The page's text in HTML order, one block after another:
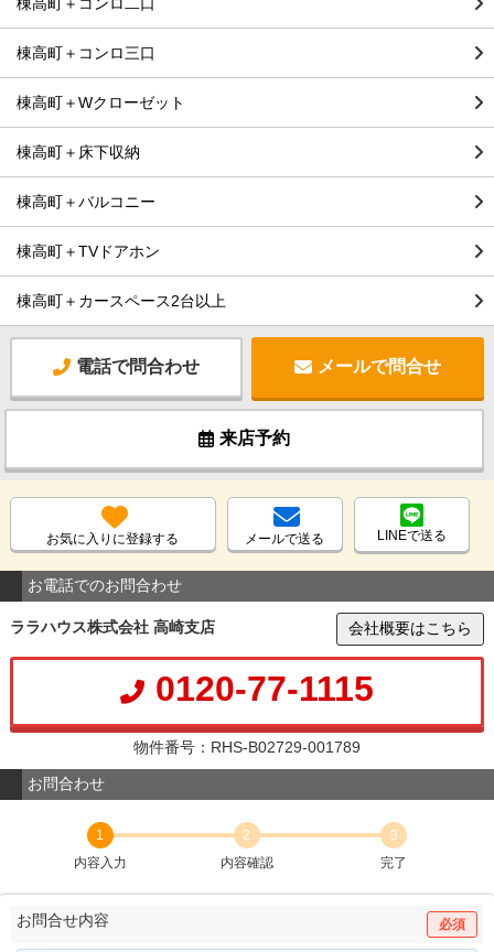
棟高町＋コンロ三口
棟高町＋Wクローゼット
棟高町＋床下収納
棟高町＋バルコニー
棟高町＋TVドアホン
棟高町＋カースペース2台以上
電話で問合わせ メールで問合せ
来店予約
お気に入りに登録する メールで送る LINEで送る
お電話でのお問合わせ
ララハウス株式会社 高崎支店 会社概要はこちら
0120-77-1115
物件番号：RHS-B02729-001789
お問合わせ
1
内容入力
2
内容確認
3
完了
お問合せ内容 必須